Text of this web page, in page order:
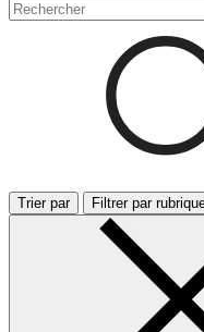
Trier par Filtrer par